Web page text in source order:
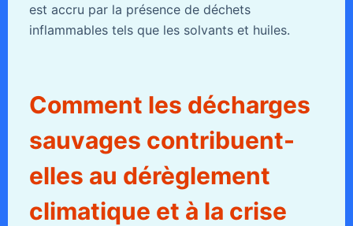
est accru par la présence de déchets
inflammables tels que les solvants et huiles.
Comment les décharges
sauvages contribuent-
elles au dérèglement
climatique et à la crise